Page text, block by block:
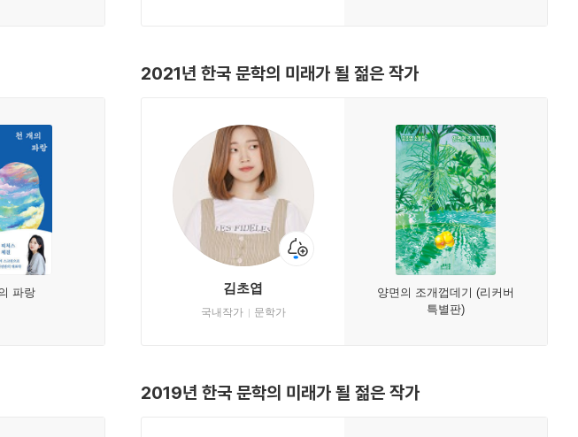
파랑
2021년 한국 문학의 미래가 될 젊은 작가
김초엽
국내작가 문학가
양면의 조개껍데기 (리커버
특별판)
2019년 한국 문학의 미래가 될 젊은 작가